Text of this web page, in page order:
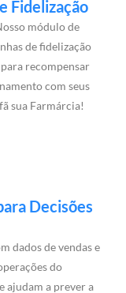
Fidelização
módulo de
de fidelização
recompensar
com seus
sua Farmárcia!
Decisões
dados de vendas e
do
ajudam a prever a